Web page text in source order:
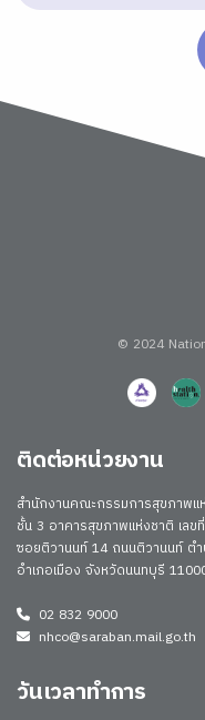
© 2024
ติดต่อหน่วยงาน
สำนักงานคณะกรรมการสุขภาพแ
ชั้น 3 อาคารสุขภาพแห่งชาติ เล
ซอยติวานนท์ 14 ถนนติวานนท์ ต
อำเภอเมือง จังหวัดนนทบุรี
02 832 9000
nhco@saraban.mail.go.th
วันเวลาทำการ